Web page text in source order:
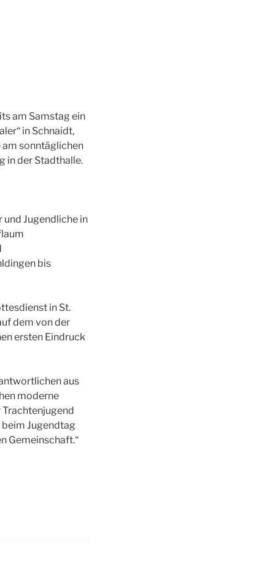
am Samstag ein
in Schnaidt,
am sonntäglichen
in der Stadthalle.
und Jugendliche in
bis
in St.
dem von der
ersten Eindruck
aus
moderne
Trachtenjugend
Jugendtag
Gemeinschaft.“